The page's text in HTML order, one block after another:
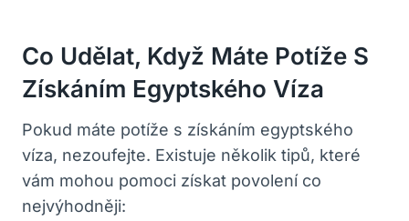
Co Udělat, Když Máte Potíže S
Získáním Egyptského Víza
Pokud máte potíže s získáním egyptského
víza, nezoufejte. Existuje několik tipů, které
vám mohou pomoci získat povolení co
nejvýhodněji: